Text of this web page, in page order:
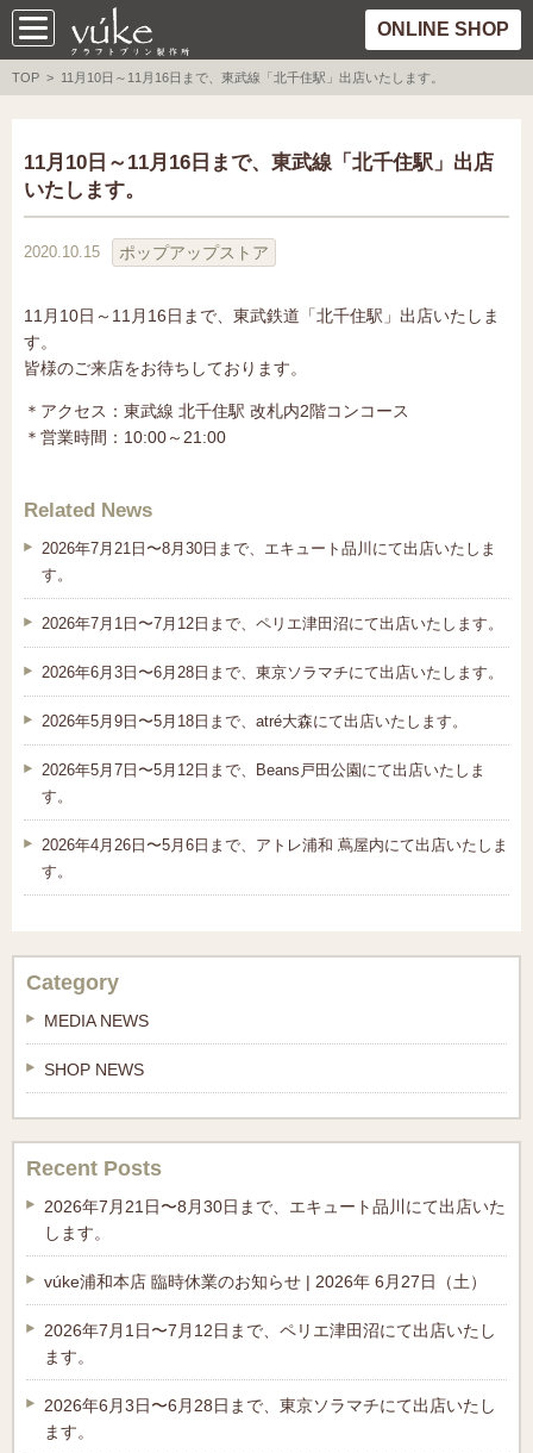
ONLINE SHOP
TOP > 11月10日～11月16日まで、東武線「北千住駅」出店いたします。
11月10日～11月16日まで、東武線「北千住駅」出店
いたします。
2020.10.15 ポップアップストア
11月10日～11月16日まで、東武鉄道「北千住駅」出店いたしま
す。
皆様のご来店をお待ちしております。
＊アクセス：東武線 北千住駅 改札内2階コンコース
＊営業時間：10:00～21:00
Related News
2026年7月21日〜8月30日まで、エキュート品川にて出店いたしま
す。
2026年7月1日〜7月12日まで、ペリエ津田沼にて出店いたします。
2026年6月3日〜6月28日まで、東京ソラマチにて出店いたします。
2026年5月9日〜5月18日まで、atré大森にて出店いたします。
2026年5月7日〜5月12日まで、Beans戸田公園にて出店いたしま
す。
2026年4月26日〜5月6日まで、アトレ浦和 蔦屋内にて出店いたしま
す。
Category
MEDIA NEWS
SHOP NEWS
Recent Posts
2026年7月21日〜8月30日まで、エキュート品川にて出店いた
します。
vúke浦和本店 臨時休業のお知らせ | 2026年 6月27日（土）
2026年7月1日〜7月12日まで、ペリエ津田沼にて出店いたし
ます。
2026年6月3日〜6月28日まで、東京ソラマチにて出店いたし
ます。